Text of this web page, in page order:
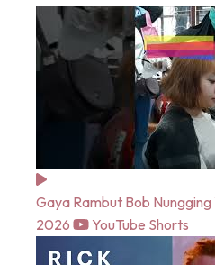
Gaya Rambut Bob
2026
YouTube Shorts